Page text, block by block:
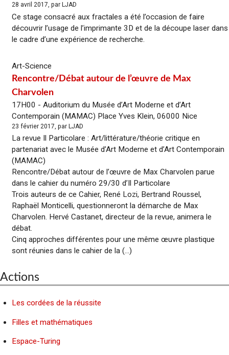
28 avril 2017, par LJAD
Ce stage consacré aux fractales a été l’occasion de faire
découvrir l’usage de l’imprimante 3D et de la découpe laser dans
le cadre d’une expérience de recherche.
Art-Science
Rencontre/Débat autour de l’œuvre de Max
Charvolen
17H00 - Auditorium du Musée d’Art Moderne et d’Art
Contemporain (MAMAC) Place Yves Klein, 06000 Nice
23 février 2017, par LJAD
La revue Il Particolare : Art/littérature/théorie critique en
partenariat avec le Musée d’Art Moderne et d’Art Contemporain
(MAMAC)
Rencontre/Débat autour de l’œuvre de Max Charvolen parue
dans le cahier du numéro 29/30 d’Il Particolare
Trois auteurs de ce Cahier, René Lozi, Bertrand Roussel,
Raphaël Monticelli, questionneront la démarche de Max
Charvolen. Hervé Castanet, directeur de la revue, animera le
débat.
Cinq approches différentes pour une même œuvre plastique
sont réunies dans le cahier de la (...)
Actions
Les cordées de la réussite
Filles et mathématiques
Espace-Turing